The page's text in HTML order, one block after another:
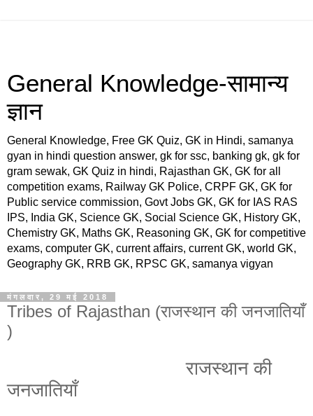
General Knowledge-सामान्य
ज्ञान
General Knowledge, Free GK Quiz, GK in Hindi, samanya
gyan in hindi question answer, gk for ssc, banking gk, gk for
gram sewak, GK Quiz in hindi, Rajasthan GK, GK for all
competition exams, Railway GK Police, CRPF GK, GK for
Public service commission, Govt Jobs GK, GK for IAS RAS
IPS, India GK, Science GK, Social Science GK, History GK,
Chemistry GK, Maths GK, Reasoning GK, GK for competitive
exams, computer GK, current affairs, current GK, world GK,
Geography GK, RRB GK, RPSC GK, samanya vigyan
मंगलवार, 29 मई 2018
Tribes of Rajasthan (राजस्थान की जनजातियाँ
)
राजस्थान की
जनजातियाँ